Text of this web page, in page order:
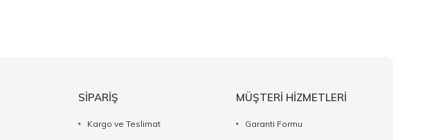
SİPARİŞ
Kargo ve Teslimat
MÜŞTERİ HİZMETLERİ
Garanti Formu